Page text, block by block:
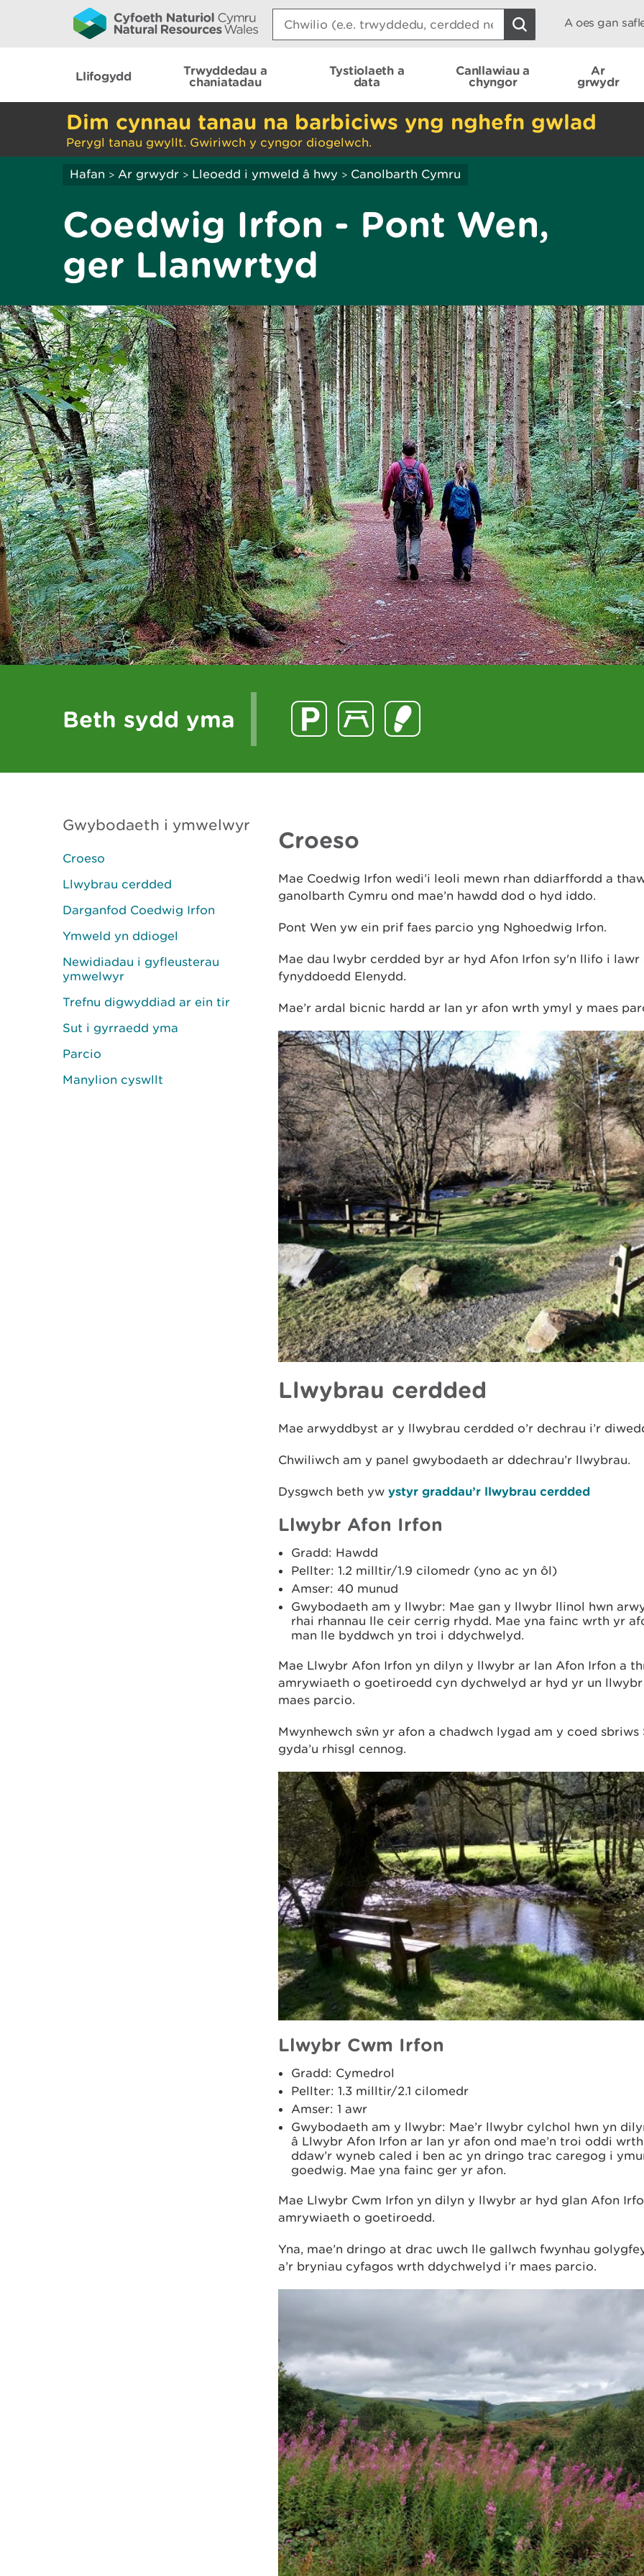
Search:
A oes gan
Llifogydd
Trwyddedau a
chaniatadau
Tystiolaeth a
data
Canllawiau a
chyngor
Ar
grwydr
Dim cynnau tanau na barbiciws yng nghefn gwlad
Perygl tanau gwyllt. Gwiriwch y cyngor diogelwch.
Hafan > Ar grwydr > Lleoedd i ymweld â hwy > Canolbarth Cymru
Coedwig Irfon - Pont Wen,
ger Llanwrtyd
Beth sydd yma
Gwybodaeth i ymwelwyr
Croeso
Llwybrau cerdded
Darganfod Coedwig Irfon
Ymweld yn ddiogel
Newidiadau i gyfleusterau
ymwelwyr
Trefnu digwyddiad ar ein tir
Sut i gyrraedd yma
Parcio
Manylion cyswllt
Croeso
Mae Coedwig Irfon wedi’i leoli mewn rhan ddiarffordd a
ganolbarth Cymru ond mae’n hawdd dod o hyd iddo.
Pont Wen yw ein prif faes parcio yng Nghoedwig Irfon.
Mae dau lwybr cerdded byr ar hyd Afon Irfon sy'n llifo i lawr
fynyddoedd Elenydd.
Mae’r ardal bicnic hardd ar lan yr afon wrth ymyl y maes
Llwybrau cerdded
Mae arwyddbyst ar y llwybrau cerdded o’r dechrau i’r
Chwiliwch am y panel gwybodaeth ar ddechrau’r llwybrau.
Dysgwch beth yw ystyr graddau’r llwybrau cerdded
Llwybr Afon Irfon
Gradd: Hawdd
Pellter: 1.2 milltir/1.9 cilomedr (yno ac yn ôl)
Amser: 40 munud
Gwybodaeth am y llwybr: Mae gan y llwybr llinol hwn
rhai rhannau lle ceir cerrig rhydd. Mae yna fainc wrth yr
man lle byddwch yn troi i ddychwelyd.
Mae Llwybr Afon Irfon yn dilyn y llwybr ar lan Afon Irfon a
amrywiaeth o goetiroedd cyn dychwelyd ar hyd yr un llwybr
maes parcio.
Mwynhewch sŵn yr afon a chadwch lygad am y coed sbriws
gyda’u rhisgl cennog.
Llwybr Cwm Irfon
Gradd: Cymedrol
Pellter: 1.3 milltir/2.1 cilomedr
Amser: 1 awr
Gwybodaeth am y llwybr: Mae’r llwybr cylchol hwn yn
â Llwybr Afon Irfon ar lan yr afon ond mae’n troi oddi
ddaw’r wyneb caled i ben ac yn dringo trac caregog i
goedwig. Mae yna fainc ger yr afon.
Mae Llwybr Cwm Irfon yn dilyn y llwybr ar hyd glan Afon
amrywiaeth o goetiroedd.
Yna, mae’n dringo at drac uwch lle gallwch fwynhau
a’r bryniau cyfagos wrth ddychwelyd i’r maes parcio.